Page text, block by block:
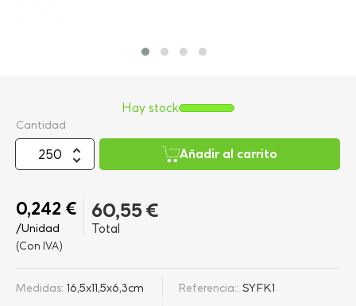
0,242 €
/Unidad
(Con IVA)
60,55 €
Total
Cantidad
Añadir al carrito
Medidas: 16,5x11,5x6,3cm Referencia:: SYFK1
Hay stock